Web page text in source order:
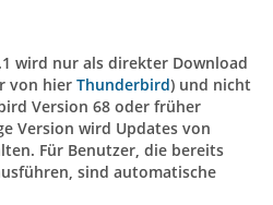
wird nur als direkter Download
von hier Thunderbird) und nicht
Version 68 oder früher
Version wird Updates von
Für Benutzer, die bereits
sind automatische